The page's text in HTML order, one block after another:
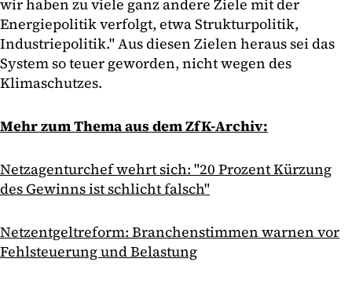
wir haben zu viele ganz andere Ziele mit der
Energiepolitik verfolgt, etwa Strukturpolitik,
Industriepolitik." Aus diesen Zielen heraus sei das
System so teuer geworden, nicht wegen des
Klimaschutzes.
Mehr zum Thema aus dem ZfK-Archiv:
Netzagenturchef wehrt sich: "20 Prozent Kürzung
des Gewinns ist schlicht falsch"
Netzentgeltreform: Branchenstimmen warnen vor
Fehlsteuerung und Belastung